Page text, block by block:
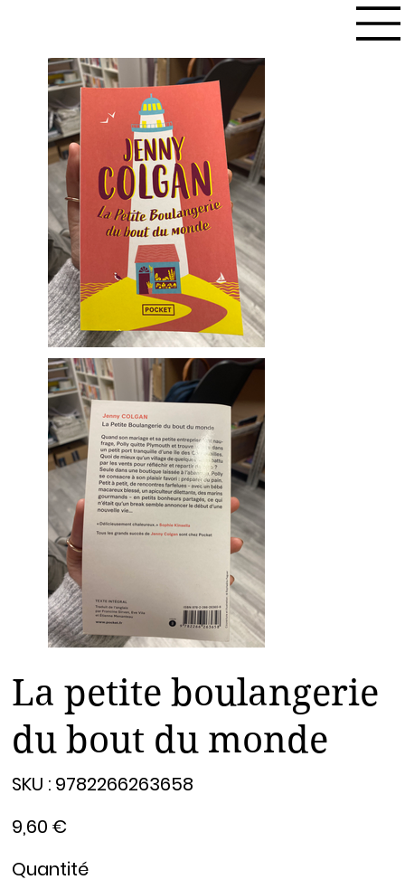
La petite boulangerie
du bout du monde
SKU : 9782266263658
9782266263658
9,60 €
Quantité